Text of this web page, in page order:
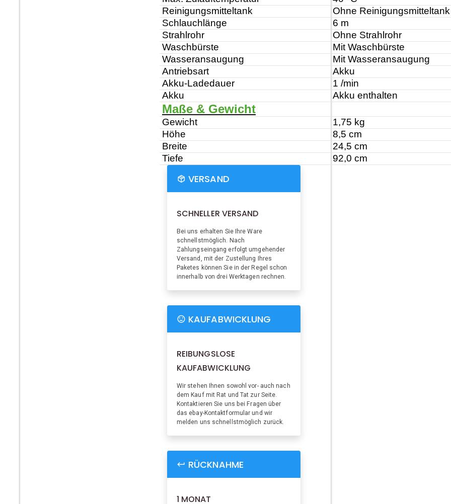
Reinigungsmitteltank
Ohne Reinigungsmitteltank
Schlauchlänge
6 m
Strahlrohr
Ohne Strahlrohr
Waschbürste
Mit Waschbürste
Wasseransaugung
Mit Wasseransaugung
Antriebsart
Akku
Akku-Ladedauer
1 /min
Akku
Akku enthalten
Maße & Gewicht
Gewicht
1,75 kg
Höhe
8,5 cm
Breite
24,5 cm
Tiefe
92,0 cm
VERSAND
SCHNELLER VERSAND
Bei uns erhalten Sie Ihre Ware
schnellstmöglich. Nach
Zahlungseingang erfolgt umgehender
Versand, mit der Zustellung Ihres
Paketes können Sie in der Regel schon
innerhalb von drei Werktagen rechnen.
KAUFABWICKLUNG
REIBUNGSLOSE
KAUFABWICKLUNG
Wir stehen Ihnen sowohl vor- auch nach
dem Kauf mit Rat und Tat zur Seite.
Kontaktieren Sie uns bei Fragen über
das ebay-Kontaktformular und wir
melden uns schnellstmöglich zurück.
RÜCKNAHME
1 MONAT